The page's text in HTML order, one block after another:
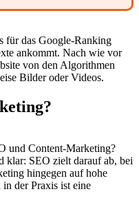
für das Google-Ranking
ankommt. Nach wie vor
von den Algorithmen
Bilder oder Videos.
und Content-Marketing?
klar: SEO zielt darauf ab, bei
hingegen auf hohe
der Praxis ist eine